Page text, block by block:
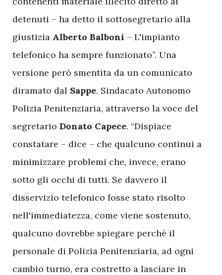
detenuti – ha detto il sottosegretario alla
giustizia Alberto Balboni – L'impianto
telefonico ha sempre funzionato”. Una
versione però smentita da un comunicato
diramato dal Sappe, Sindacato Autonomo
Polizia Penitenziaria, attraverso la voce del
segretario Donato Capece. “Dispiace
constatare – dice – che qualcuno continui a
minimizzare problemi che, invece, erano
sotto gli occhi di tutti. Se davvero il
disservizio telefonico fosse stato risolto
nell'immediatezza, come viene sostenuto,
qualcuno dovrebbe spiegare perché il
personale di Polizia Penitenziaria, ad ogni
cambio turno, era costretto a lasciare in